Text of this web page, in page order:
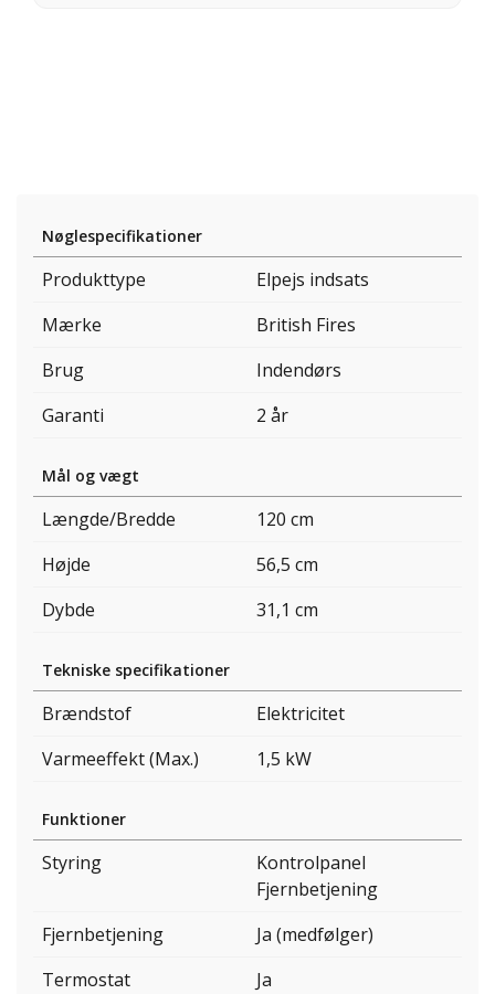
Nøglespecifikationer
Produkttype
Elpejs indsats
Mærke
British Fires
Brug
Indendørs
Garanti
2 år
Mål og vægt
Længde/Bredde
120 cm
Højde
56,5 cm
Dybde
31,1 cm
Tekniske specifikationer
Brændstof
Elektricitet
Varmeeffekt (Max.)
1,5 kW
Funktioner
Styring
Kontrolpanel
Fjernbetjening
Fjernbetjening
Ja (medfølger)
Termostat
Ja